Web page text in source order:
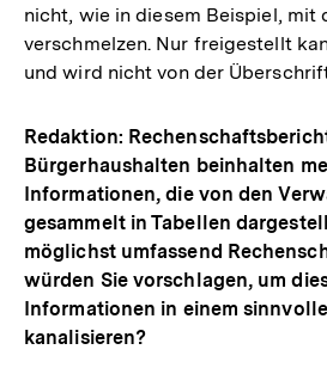
nicht, wie in diesem Beispiel, mit
verschmelzen. Nur freigestellt
und wird nicht von der
Redaktion:
Bürgerhaushalten beinhalten
Informationen, die von den
gesammelt in Tabellen
möglichst umfassend
würden Sie vorschlagen, um
Informationen in einem
kanalisieren?